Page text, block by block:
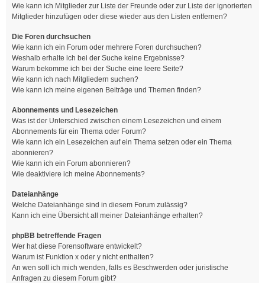
Wie kann ich Mitglieder zur Liste der Freunde oder zur Liste der ignorierten
Mitglieder hinzufügen oder diese wieder aus den Listen entfernen?
Die Foren durchsuchen
Wie kann ich ein Forum oder mehrere Foren durchsuchen?
Weshalb erhalte ich bei der Suche keine Ergebnisse?
Warum bekomme ich bei der Suche eine leere Seite?
Wie kann ich nach Mitgliedern suchen?
Wie kann ich meine eigenen Beiträge und Themen finden?
Abonnements und Lesezeichen
Was ist der Unterschied zwischen einem Lesezeichen und einem
Abonnements für ein Thema oder Forum?
Wie kann ich ein Lesezeichen auf ein Thema setzen oder ein Thema
abonnieren?
Wie kann ich ein Forum abonnieren?
Wie deaktiviere ich meine Abonnements?
Dateianhänge
Welche Dateianhänge sind in diesem Forum zulässig?
Kann ich eine Übersicht all meiner Dateianhänge erhalten?
phpBB betreffende Fragen
Wer hat diese Forensoftware entwickelt?
Warum ist Funktion x oder y nicht enthalten?
An wen soll ich mich wenden, falls es Beschwerden oder juristische
Anfragen zu diesem Forum gibt?